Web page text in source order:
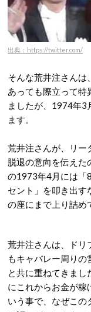
出典：https://twitter.com/
そんな荒井注さんは
あっても際立って特
ましたが、1974年3
ます。
荒井注さんが、リー
脱退の意向を伝え
の1973年4月には「
セント」を叩き出す
の座にまで上り詰め
荒井注さんは、ドリ
もキャバレー周りの
と共に重ねてきまし
にこれからお金が稼
いう事で、なぜこの